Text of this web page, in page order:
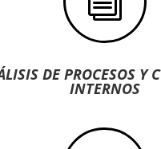
DE PROCESOS Y
INTERNOS